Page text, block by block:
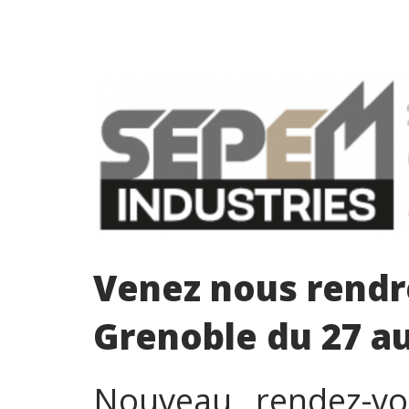
Venez nous
Grenoble du 27